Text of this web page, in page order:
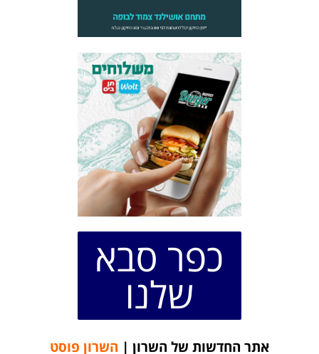
כפר סבא
שלנו
אתר החדשות של השרון | השרון פוסט